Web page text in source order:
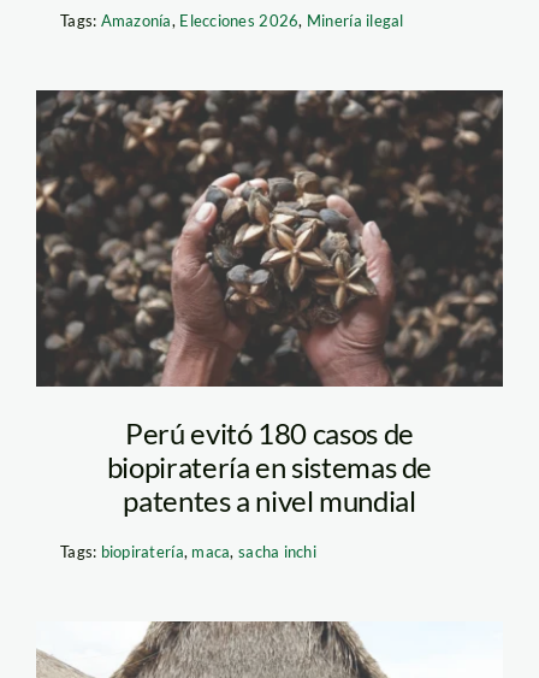
Tags: Amazonía, Elecciones 2026, Minería ilegal
Sacha Inchi_Thomas
Müller SPDA
Perú evitó 180 casos de
biopiratería en sistemas de
patentes a nivel mundial
Tags: biopiratería, maca,sacha inchi